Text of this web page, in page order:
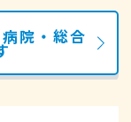
院・総合